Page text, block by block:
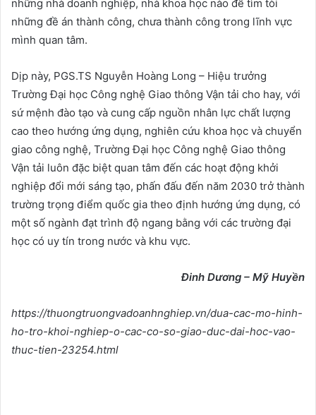
những nhà doanh nghiệp, nhà khoa học nào để tìm tòi
những đề án thành công, chưa thành công trong lĩnh vực
mình quan tâm.
Dịp này, PGS.TS Nguyễn Hoàng Long – Hiệu trưởng
Trường Đại học Công nghệ Giao thông Vận tải cho hay, với
sứ mệnh đào tạo và cung cấp nguồn nhân lực chất lượng
cao theo hướng ứng dụng, nghiên cứu khoa học và chuyển
giao công nghệ, Trường Đại học Công nghệ Giao thông
Vận tải luôn đặc biệt quan tâm đến các hoạt động khởi
nghiệp đổi mới sáng tạo, phấn đấu đến năm 2030 trở thành
trường trọng điểm quốc gia theo định hướng ứng dụng, có
một số ngành đạt trình độ ngang bằng với các trường đại
học có uy tín trong nước và khu vực.
Đinh Dương – Mỹ Huyền
https://thuongtruongvadoanhnghiep.vn/dua-cac-mo-hinh-
ho-tro-khoi-nghiep-o-cac-co-so-giao-duc-dai-hoc-vao-
thuc-tien-23254.html